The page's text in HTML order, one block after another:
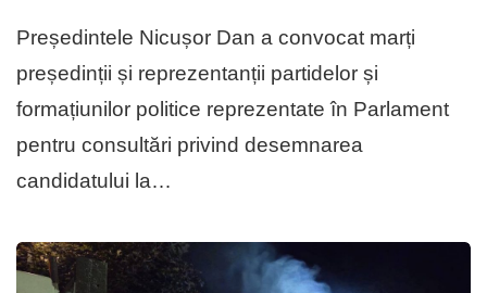
Președintele Nicușor Dan a convocat marți
președinții și reprezentanții partidelor și
formațiunilor politice reprezentate în Parlament
pentru consultări privind desemnarea
candidatului la…